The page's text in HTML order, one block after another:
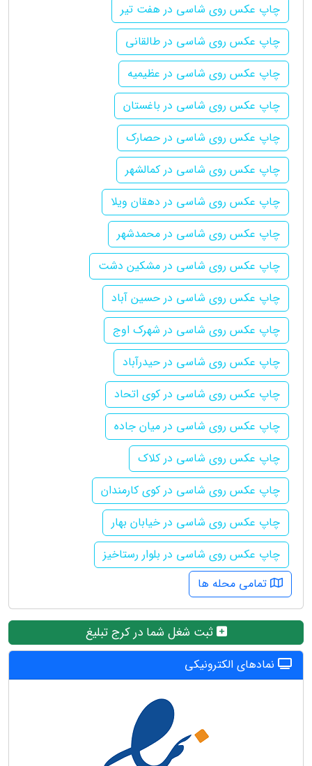
چاپ عکس روی شاسی در هفت تیر
چاپ عکس روی شاسی در طالقانی
چاپ عکس روی شاسی در عظیمیه
چاپ عکس روی شاسی در باغستان
چاپ عکس روی شاسی در حصارک
چاپ عکس روی شاسی در کمالشهر
چاپ عکس روی شاسی در دهقان ویلا
چاپ عکس روی شاسی در محمدشهر
چاپ عکس روی شاسی در مشکین دشت
چاپ عکس روی شاسی در حسین آباد
چاپ عکس روی شاسی در شهرک اوج
چاپ عکس روی شاسی در حیدرآباد
چاپ عکس روی شاسی در کوی اتحاد
چاپ عکس روی شاسی در میان جاده
چاپ عکس روی شاسی در کلاک
چاپ عکس روی شاسی در کوی کارمندان
چاپ عکس روی شاسی در خیابان بهار
چاپ عکس روی شاسی در بلوار رستاخیز
تمامی محله ها
ثبت شغل شما در کرج تبلیغ
نمادهای الکترونیکی